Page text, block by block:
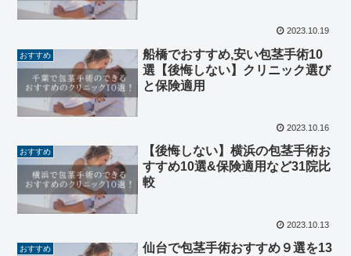
2023.10.19
おすすめ
船橋でおすすめ,安い包茎手術10
選【後悔しない】クリニック選び
と保険適用
2023.10.16
おすすめ
【後悔しない】横浜の包茎手術お
すすめ10選&保険適用など31院比
較
2023.10.13
おすすめ
仙台で包茎手術おすすめ９選を13